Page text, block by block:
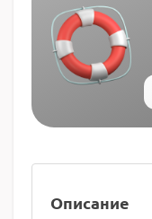
Описание